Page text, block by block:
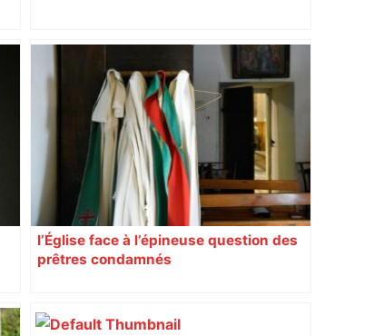
En rentrant de soirée, un jeune homme
de 24 ans grimpe sur un pylône
électrique de la SNCF : il meurt en
chutant d’une dizaine de mètres – Midi
Libre
l’Église face à l’épineuse question des
prêtres condamnés